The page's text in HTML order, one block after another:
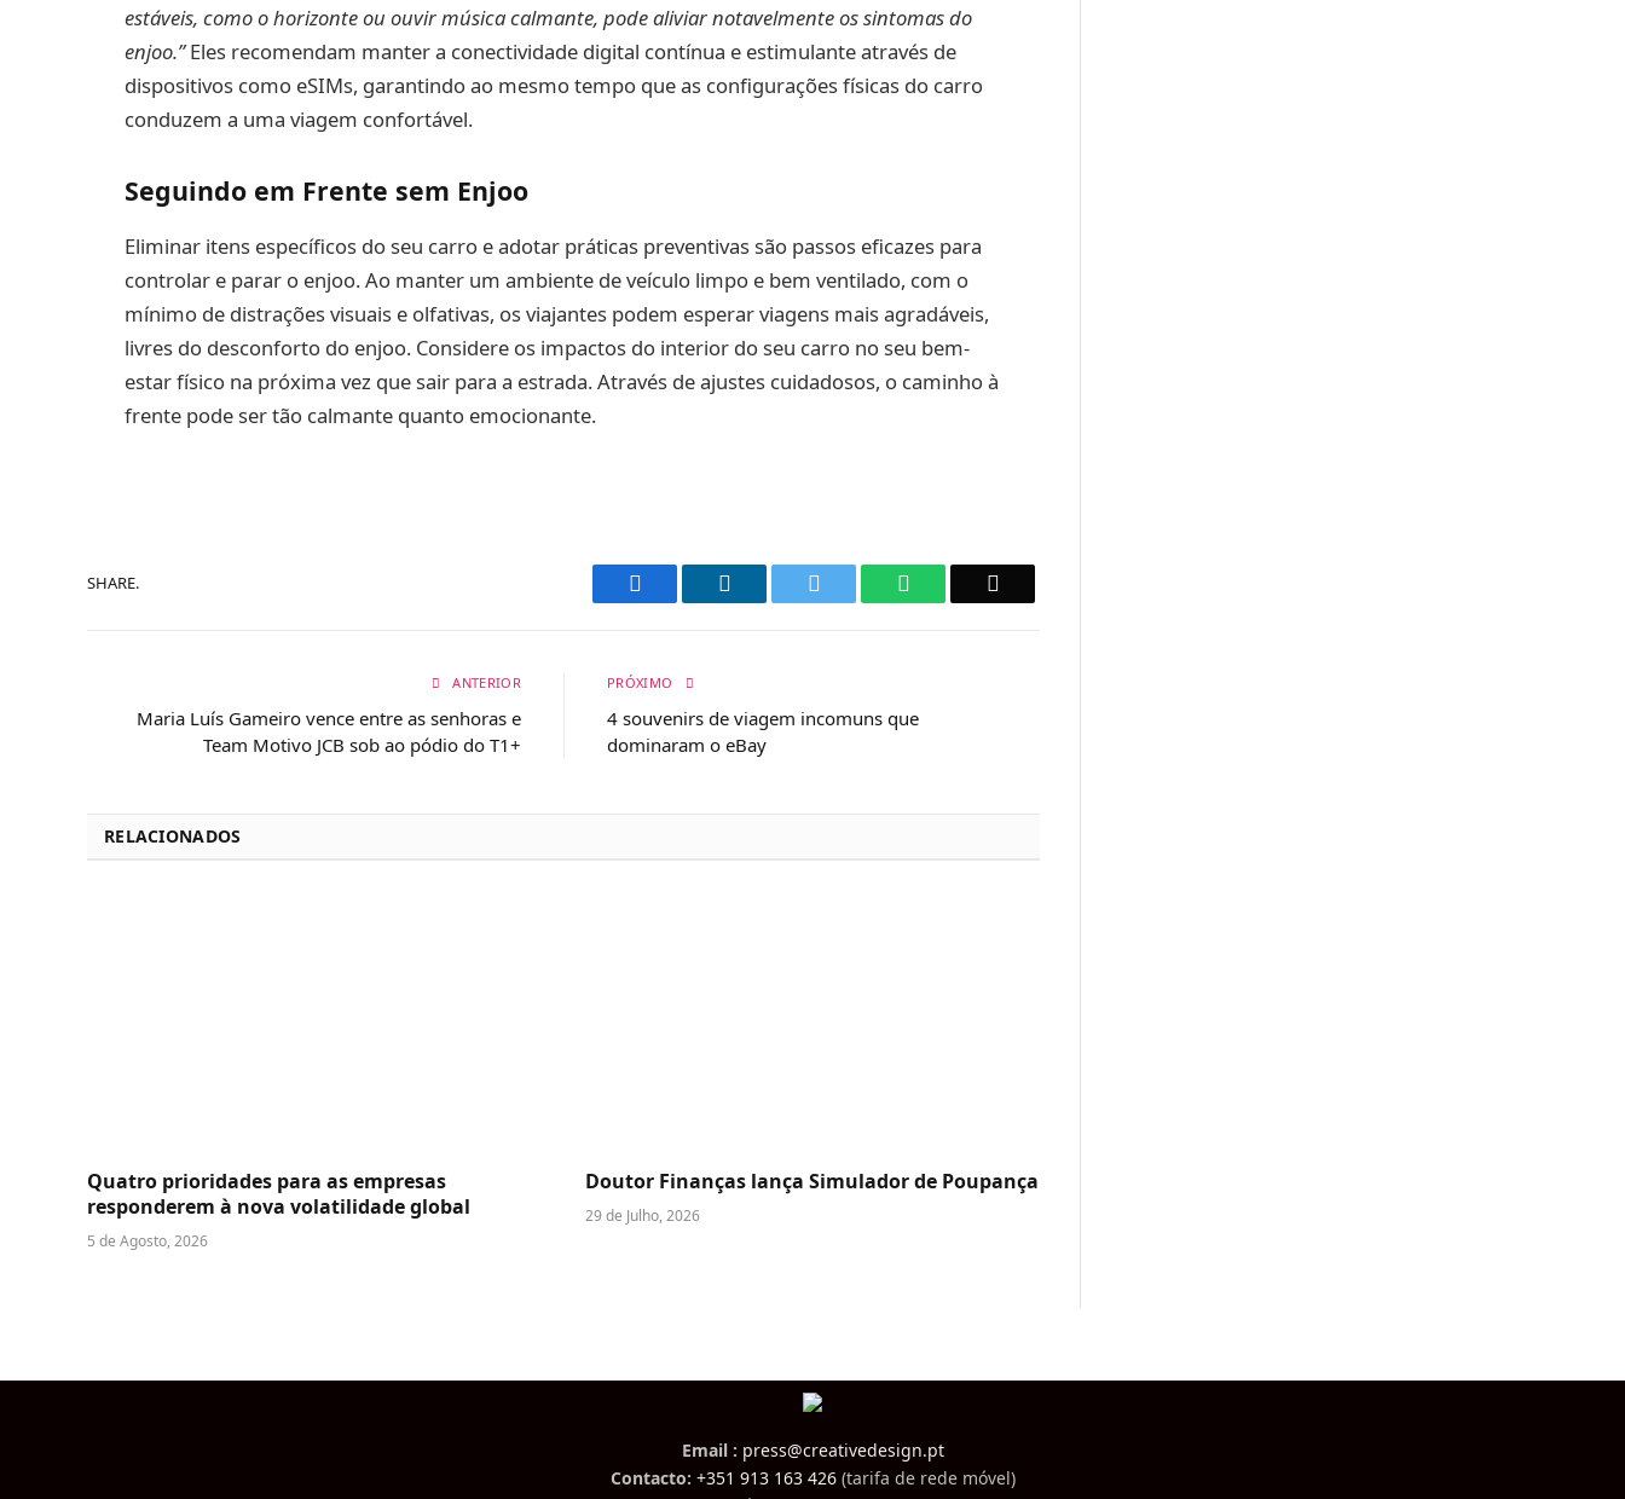
estáveis, como o horizonte ou ouvir música calmante, pode aliviar notavelmente os sintomas do
enjoo.”Eles recomendam manter a conectividade digital contínua e estimulante através de
dispositivos como eSIMs, garantindo ao mesmo tempo que as configurações físicas do carro
conduzem a uma viagem confortável.
Seguindo em Frente sem Enjoo
Eliminar itens específicos do seu carro e adotar práticas preventivas são passos eficazes para
controlar e parar o enjoo. Ao manter um ambiente de veículo limpo e bem ventilado, com o
mínimo de distrações visuais e olfativas, os viajantes podem esperar viagens mais agradáveis,
livres do desconforto do enjoo. Considere os impactos do interior do seu carro no seu bem-
estar físico na próxima vez que sair para a estrada. Através de ajustes cuidadosos, o caminho à
frente pode ser tão calmante quanto emocionante.
SHARE. Facebook LinkedIn WhatsApp
ANTERIOR
Maria Luís Gameiro vence entre as senhoras e
Team Motivo JCB sob ao pódio do T1+
PRÓXIMO
4 souvenirs de viagem incomuns que
dominaram o eBay
RELACIONADOS
Quatro prioridades para as empresas
responderem à nova volatilidade global
5 de Agosto, 2026
Doutor Finanças lança Simulador de Poupança
29 de Julho, 2026
Email : press@creativedesign.pt
Contacto: +351 913 163 426(tarifa de rede móvel)